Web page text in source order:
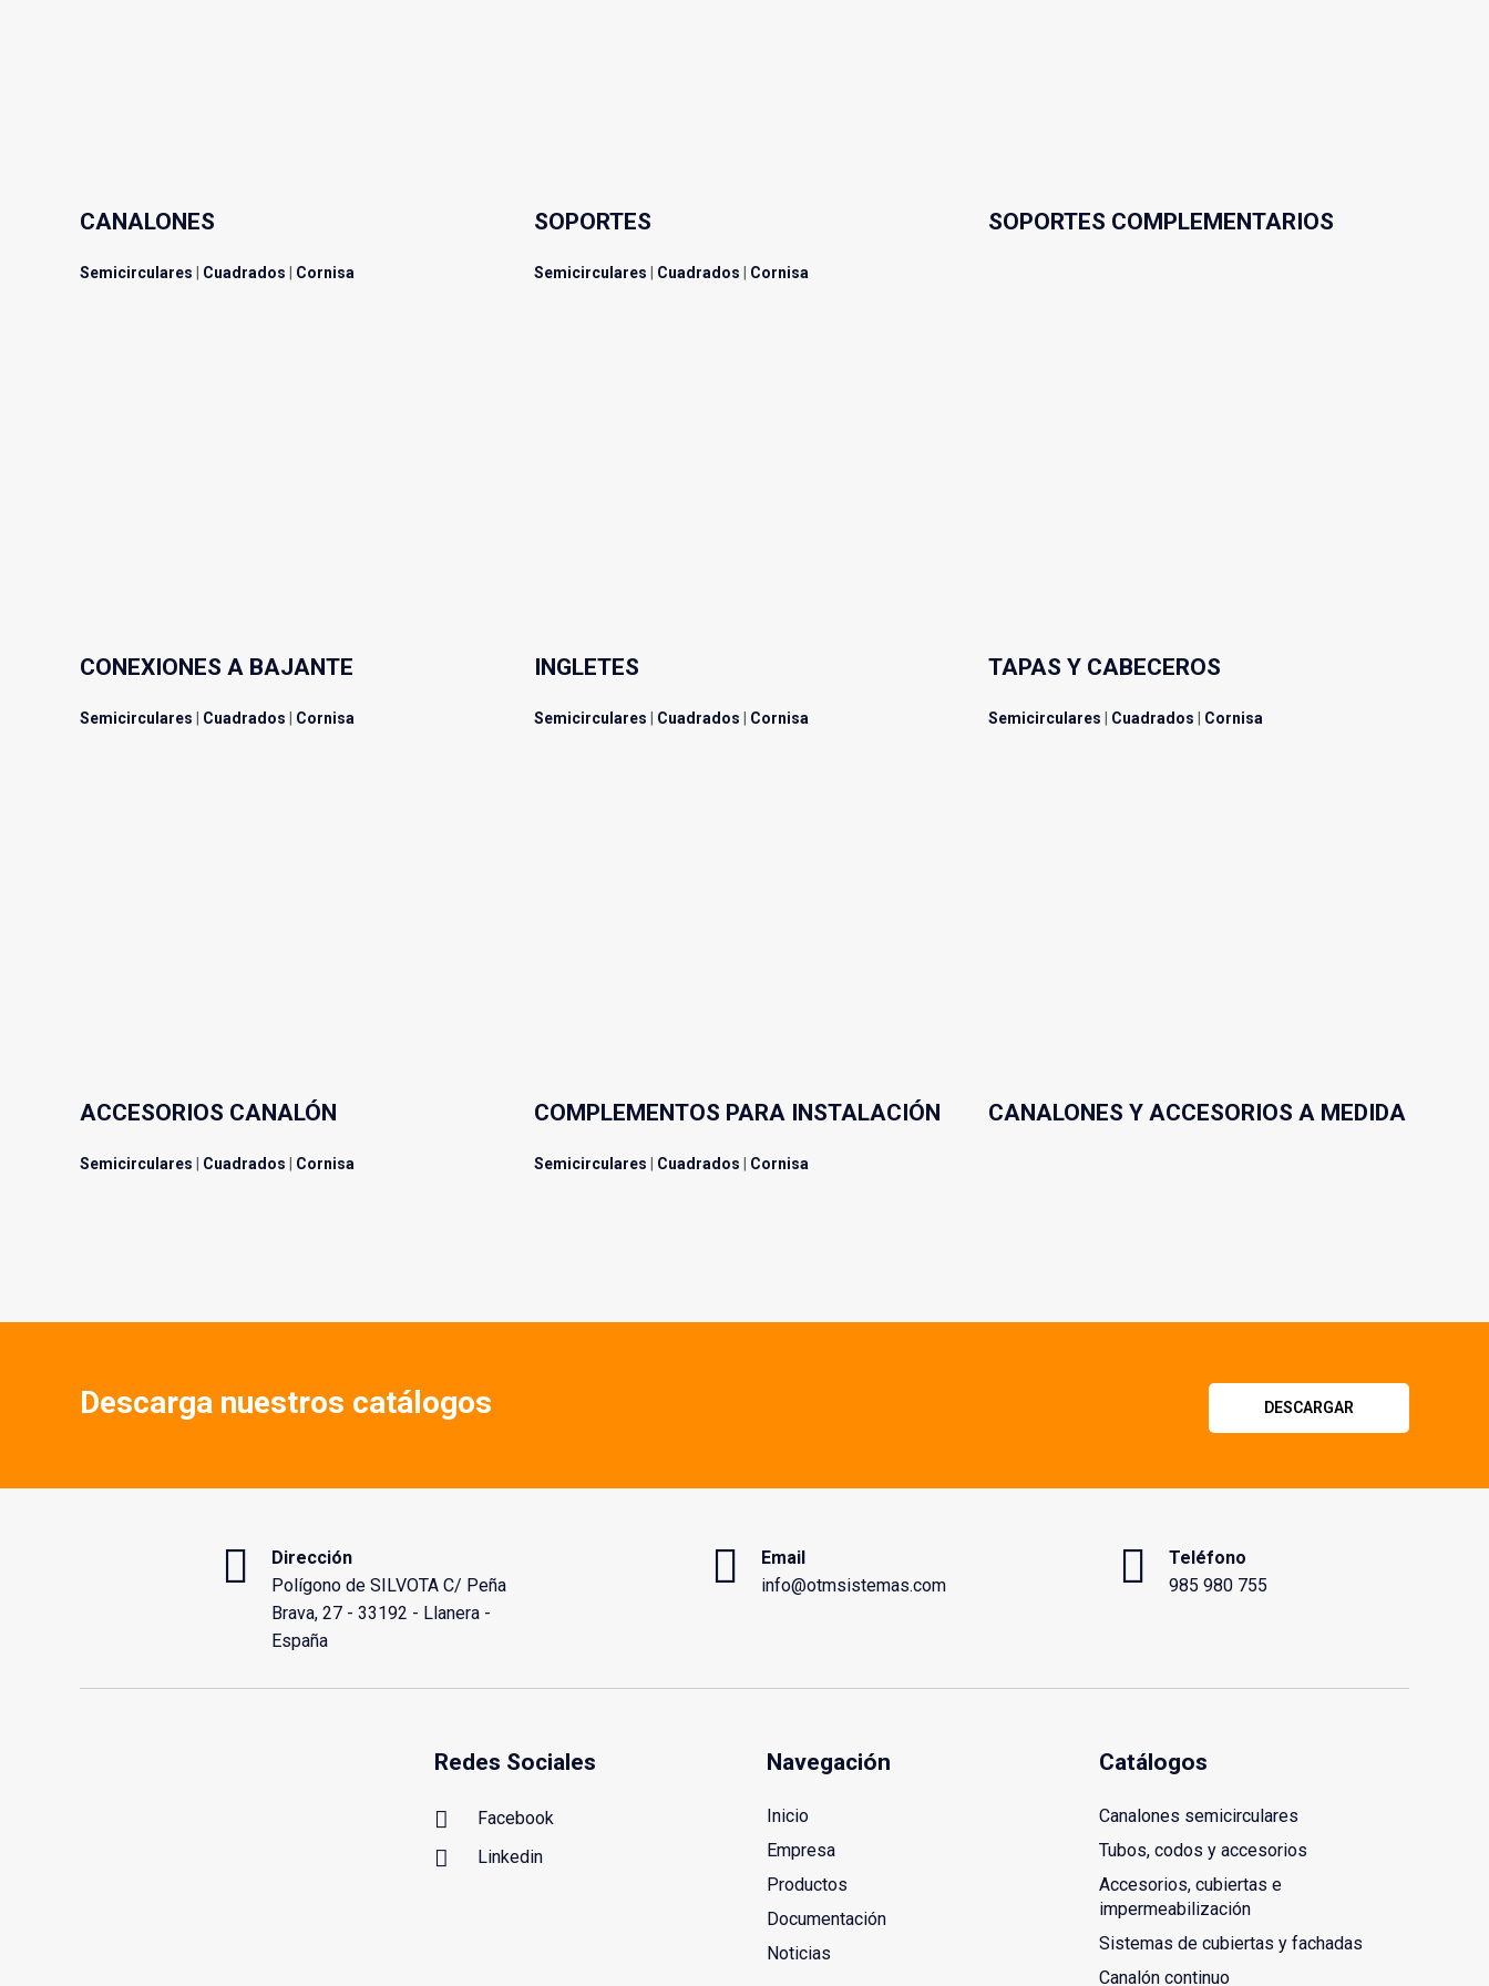
CANALONES
Semicirculares Cuadrados Cornisa
SOPORTES
Semicirculares Cuadrados Cornisa
SOPORTES COMPLEMENTARIOS
CONEXIONES A BAJANTE
Semicirculares Cuadrados Cornisa
INGLETES
Semicirculares Cuadrados Cornisa
TAPAS Y CABECEROS
Semicirculares Cuadrados Cornisa
ACCESORIOS CANALÓN
Semicirculares Cuadrados Cornisa
COMPLEMENTOS PARA INSTALACIÓN
Semicirculares Cuadrados Cornisa
CANALONES Y ACCESORIOS A MEDIDA
Descarga nuestros catálogos DESCARGAR
Dirección
Polígono de SILVOTA C/ Peña
Brava, 27 - 33192 - Llanera -
España
Email
info@otmsistemas.com
Teléfono
985 980 755
Redes Sociales
Facebook
Linkedin
Navegación
Inicio
Empresa
Productos
Documentación
Noticias
Catálogos
Canalones semicirculares
Tubos, codos y accesorios
Accesorios, cubiertas e
impermeabilización
Sistemas de cubiertas y fachadas
Canalón continuo